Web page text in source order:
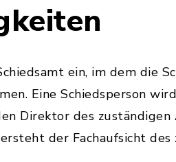
ein, im dem die
Eine Schiedsperson
Direktor des
der Fachaufsicht